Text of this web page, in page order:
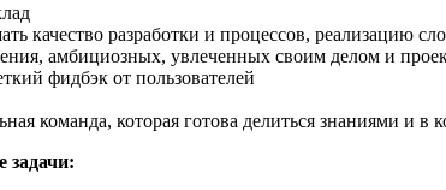
качество разработки и процессов, реализацию
амбициозных, увлеченных своим делом и
фидбэк от пользователей
команда, которая готова делиться знаниями и в
задачи: